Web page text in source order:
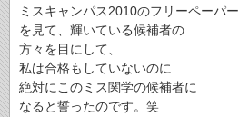
ミスキャンパス2010のフリーペーパー
を見て、輝いている候補者の
方々を目にして、
私は合格もしていないのに
絶対にこのミス関学の候補者に
なると誓ったのです。笑